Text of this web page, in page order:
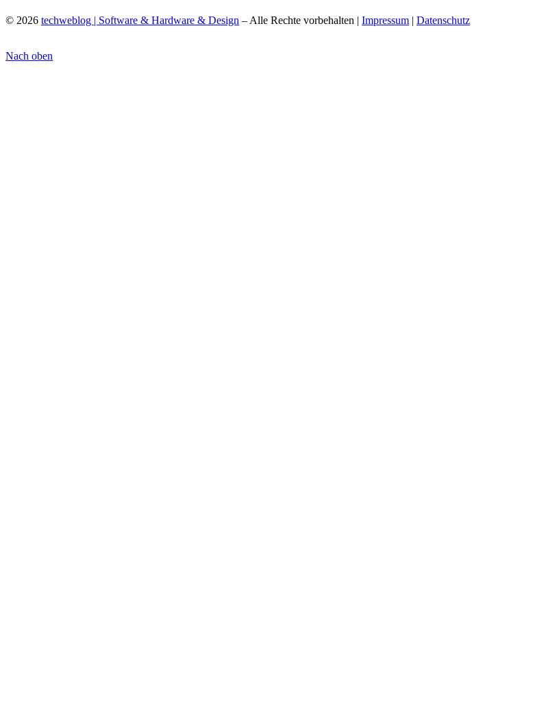
© 2026 techweblog | Software & Hardware & Design – Alle Rechte vorbehalten | Impressum | Datenschutz
Nach oben